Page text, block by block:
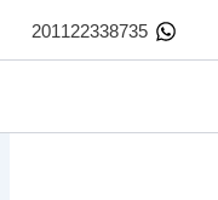
201122338735